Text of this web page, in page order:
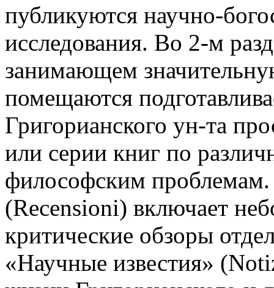
публикуются научно-
исследования. Во 2-м
занимающем
помещаются
Григорианского ун-та
или серии книг по
философским проблемам.
(Recensioni) включает
критические обзоры
«Научные известия»